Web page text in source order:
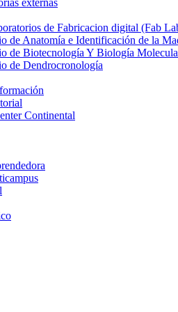
externas
de Fabricacion digital (Fab
de Anatomía e Identificación de la
de Biotecnología Y Biología
de Dendrocronología
Continental